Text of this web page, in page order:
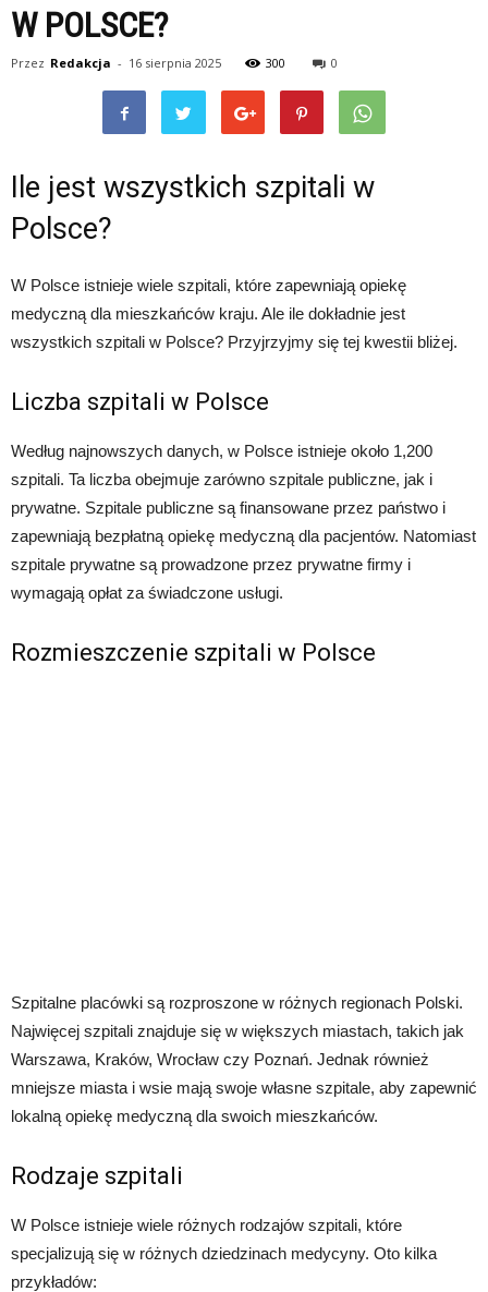
W POLSCE?
Przez Redakcja - 16 sierpnia 2025 300 0
Ile jest wszystkich szpitali w
Polsce?
W Polsce istnieje wiele szpitali, które zapewniają opiekę
medyczną dla mieszkańców kraju. Ale ile dokładnie jest
wszystkich szpitali w Polsce? Przyjrzyjmy się tej kwestii bliżej.
Liczba szpitali w Polsce
Według najnowszych danych, w Polsce istnieje około 1,200
szpitali. Ta liczba obejmuje zarówno szpitale publiczne, jak i
prywatne. Szpitale publiczne są finansowane przez państwo i
zapewniają bezpłatną opiekę medyczną dla pacjentów. Natomiast
szpitale prywatne są prowadzone przez prywatne firmy i
wymagają opłat za świadczone usługi.
Rozmieszczenie szpitali w Polsce
Szpitalne placówki są rozproszone w różnych regionach Polski.
Najwięcej szpitali znajduje się w większych miastach, takich jak
Warszawa, Kraków, Wrocław czy Poznań. Jednak również
mniejsze miasta i wsie mają swoje własne szpitale, aby zapewnić
lokalną opiekę medyczną dla swoich mieszkańców.
Rodzaje szpitali
W Polsce istnieje wiele różnych rodzajów szpitali, które
specjalizują się w różnych dziedzinach medycyny. Oto kilka
przykładów: